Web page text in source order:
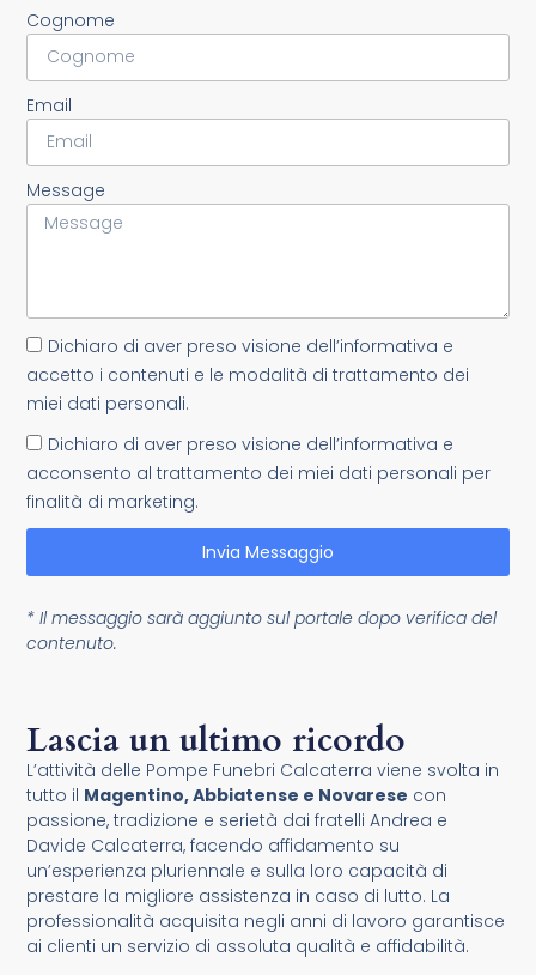
Lascia un ultimo ricordo
L’attività delle Pompe Funebri Calcaterra viene svolta in
tutto il Magentino, Abbiatense e Novarese con
passione, tradizione e serietà dai fratelli Andrea e
Davide Calcaterra, facendo affidamento su
un’esperienza pluriennale e sulla loro capacità di
prestare la migliore assistenza in caso di lutto. La
professionalità acquisita negli anni di lavoro garantisce
ai clienti un servizio di assoluta qualità e affidabilità.
Cognome
Email
Message
Dichiaro di aver preso visione dell’informativa e
accetto i contenuti e le modalità di trattamento dei
miei dati personali.
Dichiaro di aver preso visione dell’informativa e
acconsento al trattamento dei miei dati personali per
finalità di marketing.
Invia Messaggio
* Il messaggio sarà aggiunto sul portale dopo verifica del
contenuto.